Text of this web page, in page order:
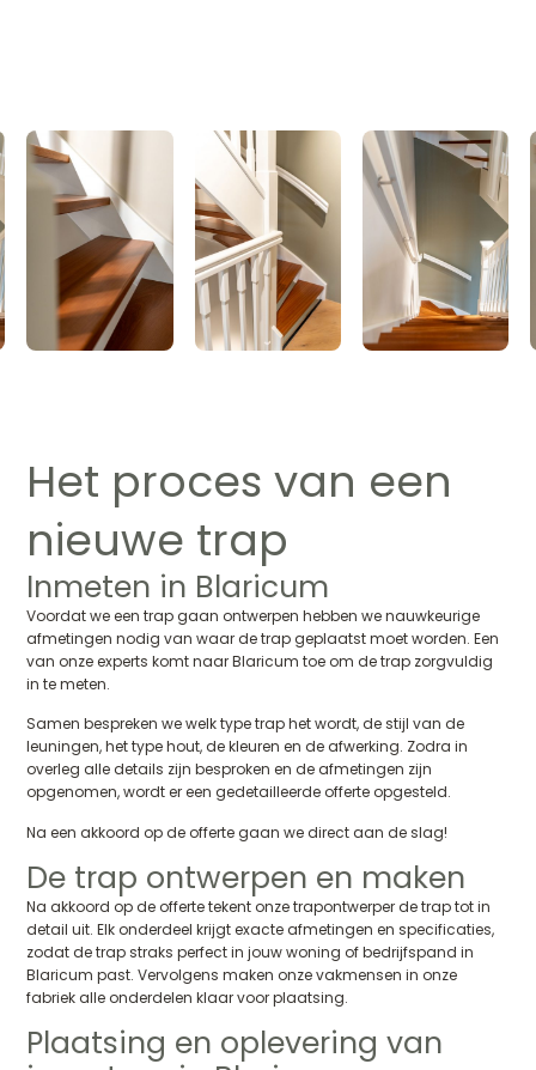
Het proces van een
nieuwe trap
Inmeten in Blaricum
Voordat we een trap gaan ontwerpen hebben we nauwkeurige
afmetingen nodig van waar de trap geplaatst moet worden. Een
van onze experts komt naar Blaricum toe om de trap zorgvuldig
in te meten.
Samen bespreken we welk type trap het wordt, de stijl van de
leuningen, het type hout, de kleuren en de afwerking. Zodra in
overleg alle details zijn besproken en de afmetingen zijn
opgenomen, wordt er een gedetailleerde offerte opgesteld.
Na een akkoord op de offerte gaan we direct aan de slag!
De trap ontwerpen en maken
Na akkoord op de offerte tekent onze trapontwerper de trap tot in
detail uit. Elk onderdeel krijgt exacte afmetingen en specificaties,
zodat de trap straks perfect in jouw woning of bedrijfspand in
Blaricum past. Vervolgens maken onze vakmensen in onze
fabriek alle onderdelen klaar voor plaatsing.
Plaatsing en oplevering van